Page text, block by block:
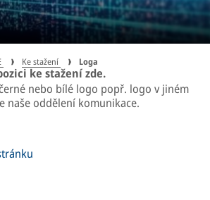
Ke stažení Loga
ke stažení zde.
nebo bílé logo popř. logo v jiném
naše oddělení komunikace.